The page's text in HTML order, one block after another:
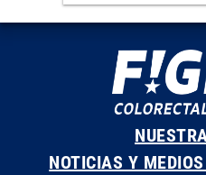
NOTICIAS Y